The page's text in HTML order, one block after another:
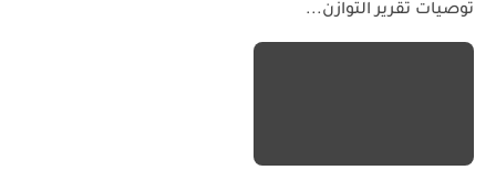
توصيات تقرير التوازن...